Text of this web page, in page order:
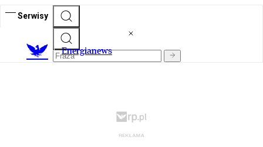
Serwisy
Energianews